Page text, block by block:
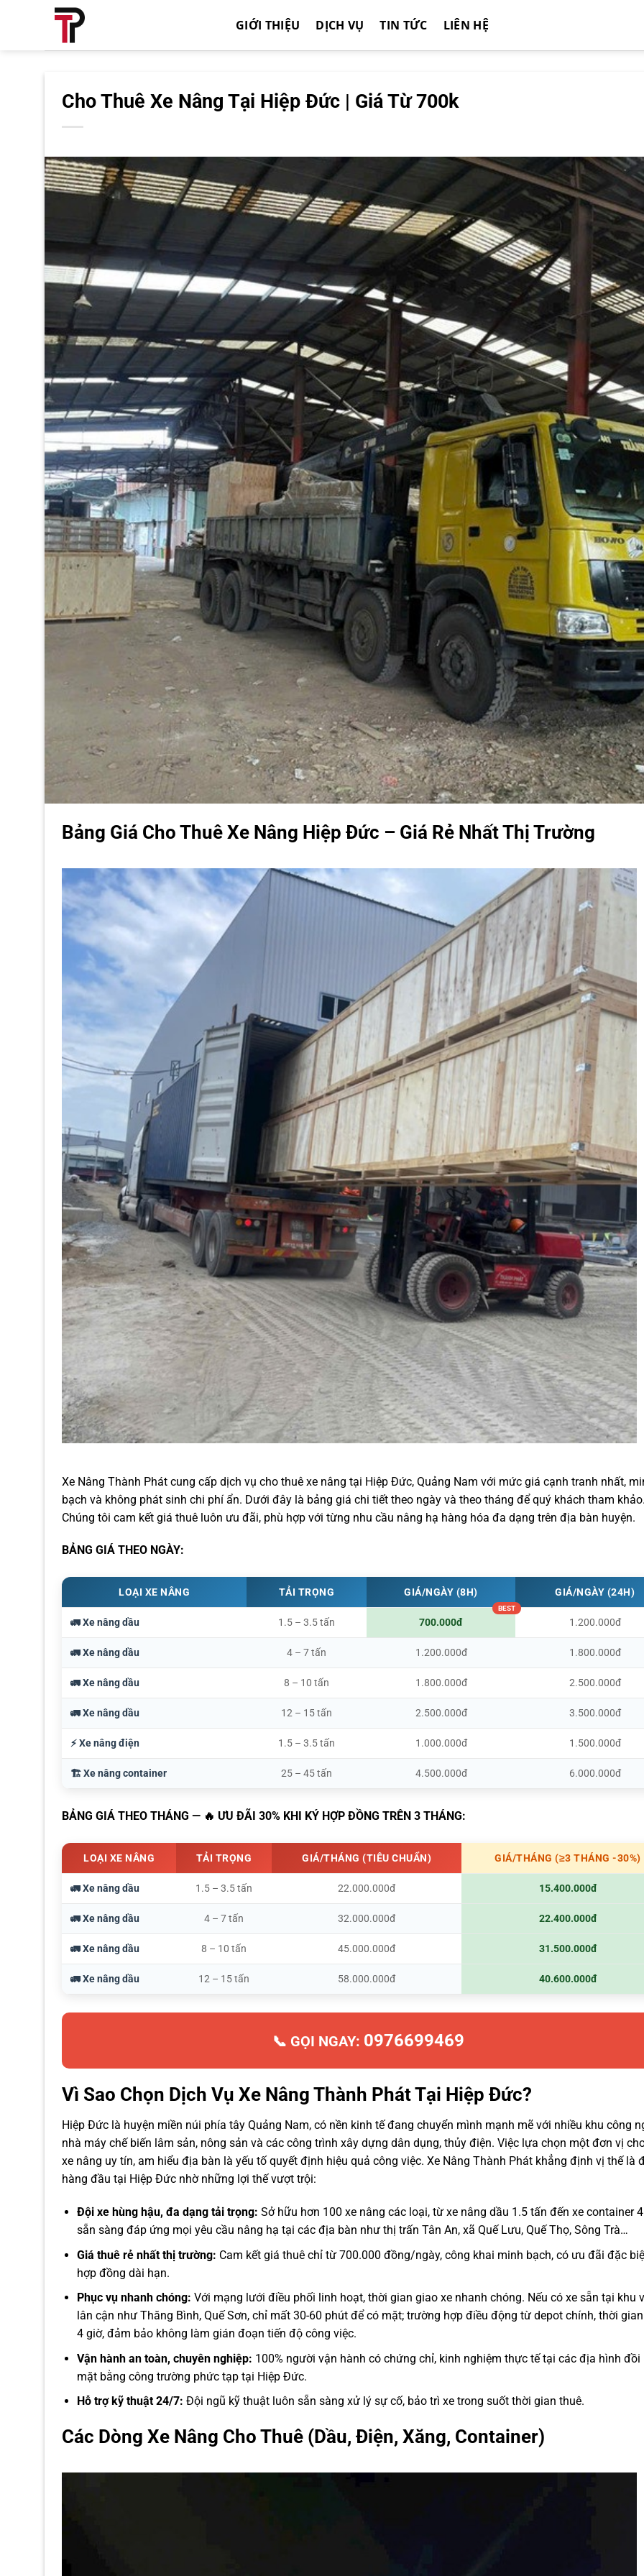
GIỚI THIỆU DỊCH VỤ TIN TỨC LIÊN HỆ
Cho Thuê Xe Nâng Tại Hiệp Đức | Giá Từ 700k
Bảng Giá Cho Thuê Xe Nâng Hiệp Đức – Giá Rẻ Nhất Thị Trường
Xe Nâng Thành Phát cung cấp dịch vụ cho thuê xe nâng tại Hiệp Đức, Quảng Nam với mức giá cạnh tranh nhất,
bạch và không phát sinh chi phí ẩn. Dưới đây là bảng giá chi tiết theo ngày và theo tháng để quý khách tham
Chúng tôi cam kết giá thuê luôn ưu đãi, phù hợp với từng nhu cầu nâng hạ hàng hóa đa dạng trên địa bàn huyện.
BẢNG GIÁ THEO NGÀY:
LOẠI XE NÂNG TẢI TRỌNG GIÁ/NGÀY (8H) GIÁ/NGÀY (24H)
🚛 Xe nâng dầu 1.5 – 3.5 tấn 700.000đ 1.200.000đ
🚛 Xe nâng dầu 4 – 7 tấn 1.200.000đ 1.800.000đ
🚛 Xe nâng dầu 8 – 10 tấn 1.800.000đ 2.500.000đ
🚛 Xe nâng dầu 12 – 15 tấn 2.500.000đ 3.500.000đ
⚡ Xe nâng điện 1.5 – 3.5 tấn 1.000.000đ 1.500.000đ
🏗️ Xe nâng container 25 – 45 tấn 4.500.000đ 6.000.000đ
BẢNG GIÁ THEO THÁNG — 🔥 ƯU ĐÃI 30% KHI KÝ HỢP ĐỒNG TRÊN 3 THÁNG:
LOẠI XE NÂNG TẢI TRỌNG GIÁ/THÁNG (TIÊU CHUẨN) GIÁ/THÁNG (≥3 THÁNG -30%)
🚛 Xe nâng dầu 1.5 – 3.5 tấn 22.000.000đ 15.400.000đ
🚛 Xe nâng dầu 4 – 7 tấn 32.000.000đ 22.400.000đ
🚛 Xe nâng dầu 8 – 10 tấn 45.000.000đ 31.500.000đ
🚛 Xe nâng dầu 12 – 15 tấn 58.000.000đ 40.600.000đ
📞 GỌI NGAY: 0976699469
Vì Sao Chọn Dịch Vụ Xe Nâng Thành Phát Tại Hiệp Đức?
Hiệp Đức là huyện miền núi phía tây Quảng Nam, có nền kinh tế đang chuyển mình mạnh mẽ với nhiều khu công
nhà máy chế biến lâm sản, nông sản và các công trình xây dựng dân dụng, thủy điện. Việc lựa chọn một đơn vị
xe nâng uy tín, am hiểu địa bàn là yếu tố quyết định hiệu quả công việc. Xe Nâng Thành Phát khẳng định vị thế là
hàng đầu tại Hiệp Đức nhờ những lợi thế vượt trội:
Đội xe hùng hậu, đa dạng tải trọng: Sở hữu hơn 100 xe nâng các loại, từ xe nâng dầu 1.5 tấn đến xe container
sẵn sàng đáp ứng mọi yêu cầu nâng hạ tại các địa bàn như thị trấn Tân An, xã Quế Lưu, Quế Thọ, Sông Trà…
Giá thuê rẻ nhất thị trường: Cam kết giá thuê chỉ từ 700.000 đồng/ngày, công khai minh bạch, có ưu đãi đặc
hợp đồng dài hạn.
Phục vụ nhanh chóng: Với mạng lưới điều phối linh hoạt, thời gian giao xe nhanh chóng. Nếu có xe sẵn tại khu
lân cận như Thăng Bình, Quế Sơn, chỉ mất 30-60 phút để có mặt; trường hợp điều động từ depot chính, thời
4 giờ, đảm bảo không làm gián đoạn tiến độ công việc.
Vận hành an toàn, chuyên nghiệp: 100% người vận hành có chứng chỉ, kinh nghiệm thực tế tại các địa hình đồi
mặt bằng công trường phức tạp tại Hiệp Đức.
Hỗ trợ kỹ thuật 24/7: Đội ngũ kỹ thuật luôn sẵn sàng xử lý sự cố, bảo trì xe trong suốt thời gian thuê.
Các Dòng Xe Nâng Cho Thuê (Dầu, Điện, Xăng, Container)